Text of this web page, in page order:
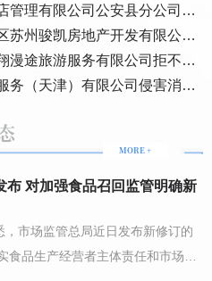
超标准、强关联查封冻结，置地方
规上企业被关停超一年之久，近
存无望，淳安营商环境堪忧。 淳
于司法权力的强高压，在对“案结
、强关联查封冻结，言语中处处带
了市场主体的合法权益，造成了停
2月17日，为了掩盖黄琳违法扣款
代替实体审理判决，实体认定也
浙0127执恢30号之三裁定，违法冻
“姐，你可以先试试，投个一两万
，刘阿姨先后在该男子介绍的投
的资金。为了让刘阿姨安心，该
面都是刘阿姨“赚到的钱”。当刘阿
子却消失不见了。她这才选择了
‘投资’‘赌博’等骗局。”苏伟
少在公开社交平台发布生活动
也不要轻易添加陌生人的微
贪、不慌、多问 不仅是老年
诈套路： “贷款秒到账”，好多
”的广告，下载APP后，骗子会说
管理有限公司公安县分公司利
案
苏州骏凯房地产开发有限公司
益案
漫途旅游服务有限公司拒不履
务（天津）有限公司侵害消费
MORE +
布 对加强食品召回监管明确新
市场监管总局近日发布新修订的
食品生产经营者主体责任和市场监